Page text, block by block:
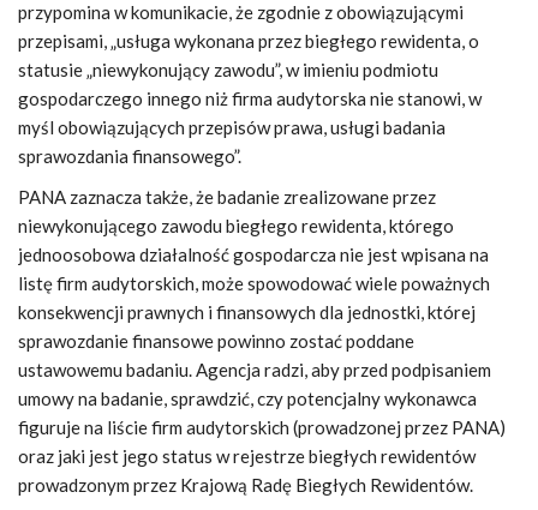
przypomina w komunikacie, że zgodnie z obowiązującymi
przepisami, „usługa wykonana przez biegłego rewidenta, o
statusie „niewykonujący zawodu”, w imieniu podmiotu
gospodarczego innego niż firma audytorska nie stanowi, w
myśl obowiązujących przepisów prawa, usługi badania
sprawozdania finansowego”.
PANA zaznacza także, że badanie zrealizowane przez
niewykonującego zawodu biegłego rewidenta, którego
jednoosobowa działalność gospodarcza nie jest wpisana na
listę firm audytorskich, może spowodować wiele poważnych
konsekwencji prawnych i finansowych dla jednostki, której
sprawozdanie finansowe powinno zostać poddane
ustawowemu badaniu. Agencja radzi, aby przed podpisaniem
umowy na badanie, sprawdzić, czy potencjalny wykonawca
figuruje na liście firm audytorskich (prowadzonej przez PANA)
oraz jaki jest jego status w rejestrze biegłych rewidentów
prowadzonym przez Krajową Radę Biegłych Rewidentów.